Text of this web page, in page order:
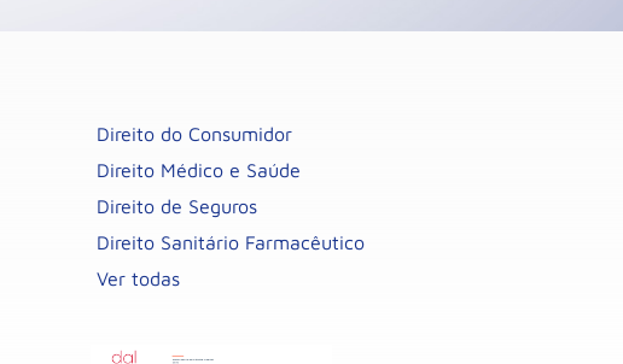
Direito do Consumidor
Direito Médico e Saúde
Direito de Seguros
Direito Sanitário Farmacêutico
Ver todas